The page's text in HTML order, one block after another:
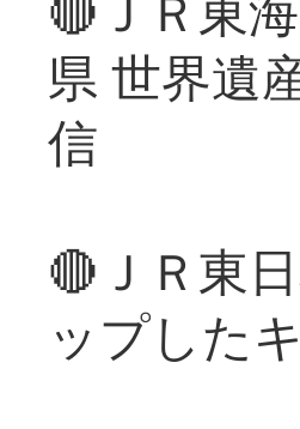
県 世界遺
信
🔴ＪＲ東
ップした